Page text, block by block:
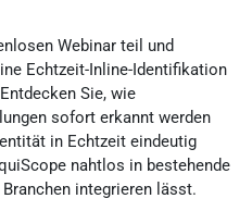
Webinar teil und
Echtzeit-Inline-Identifikation
Sie, wie
sofort erkannt werden
in Echtzeit eindeutig
nahtlos in bestehende
integrieren lässt.